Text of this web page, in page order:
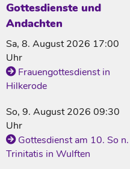
Gottesdienste und
Andachten
Sa, 8. August 2026 17:00
Uhr
Frauengottesdienst in
Hilkerode
So, 9. August 2026 09:30
Uhr
Gottesdienst am 10. So n.
Trinitatis in Wulften